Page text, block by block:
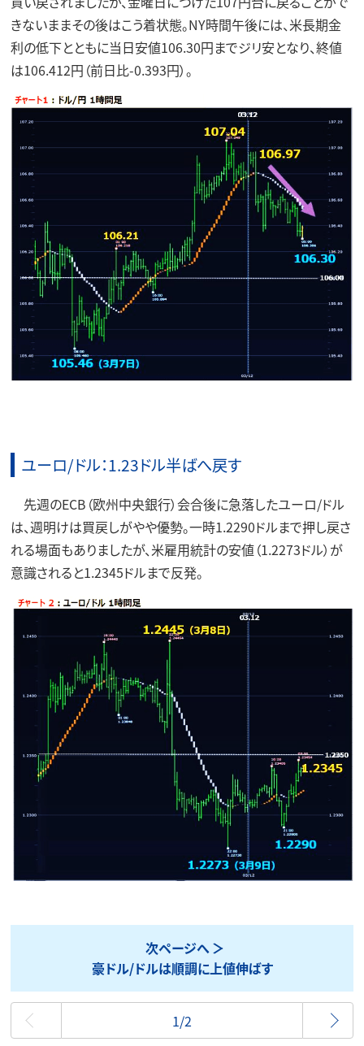
きないままその後はこう着状態。NY時間午後には、米長期金
利の低下とともに当日安値106.30円までジリ安となり、終値
は106.412円（前日比-0.393円）。
ユーロ/ドル：1.23ドル半ばへ戻す
先週のECB（欧州中央銀行）会合後に急落したユーロ/ドル
は、週明けは買戻しがやや優勢。一時1.2290ドルまで押し戻さ
れる場面もありましたが、米雇用統計の安値（1.2273ドル）が
意識されると1.2345ドルまで反発。
次ページへ
豪ドル/ドルは順調に上値伸ばす
最初
1/2